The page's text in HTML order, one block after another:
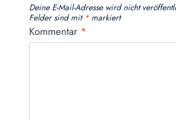
Deine E-Mail-Adresse wird nicht
Felder sind mit *markiert
Kommentar *